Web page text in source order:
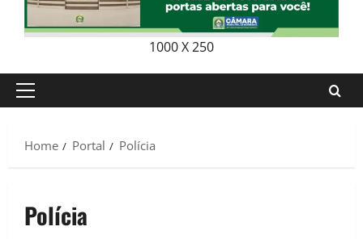
1000 X 250
Primary
Home
Portal Polícia
Polícia